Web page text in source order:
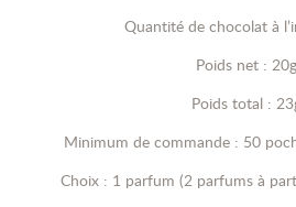
Quantité de chocolat à
Poids net : 20g
Poids total :
Minimum de commande : 50
Choix : 1 parfum (2 parfums à